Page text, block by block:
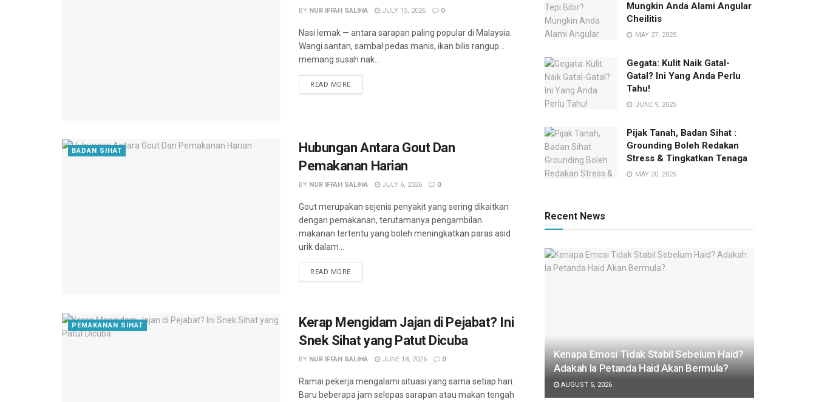
BY NUR IFFAH SALIHA JULY 15, 2026 0
Nasi lemak — antara sarapan paling popular di Malaysia.
Wangi santan, sambal pedas manis, ikan bilis rangup…
memang susah nak...
READ MORE
BADAN SIHAT
Hubungan Antara Gout Dan
Pemakanan Harian
BY NUR IFFAH SALIHA JULY 6, 2026 0
Gout merupakan sejenis penyakit yang sering dikaitkan
dengan pemakanan, terutamanya pengambilan
makanan tertentu yang boleh meningkatkan paras asid
urik dalam...
READ MORE
PEMAKANAN SIHAT
Kerap Mengidam Jajan di Pejabat? Ini
Snek Sihat yang Patut Dicuba
BY NUR IFFAH SALIHA JUNE 18, 2026 0
Ramai pekerja mengalami situasi yang sama setiap hari.
Baru beberapa jam selepas sarapan atau makan tengah
Mungkin Anda Alami Angular
Cheilitis
MAY 27, 2025
Gegata: Kulit Naik Gatal-
Gatal? Ini Yang Anda Perlu
Tahu!
JUNE 9, 2025
Pijak Tanah, Badan Sihat :
Grounding Boleh Redakan
Stress & Tingkatkan Tenaga
MAY 20, 2025
Recent News
Kenapa Emosi Tidak Stabil Sebelum Haid?
Adakah Ia Petanda Haid Akan Bermula?
AUGUST 5, 2026